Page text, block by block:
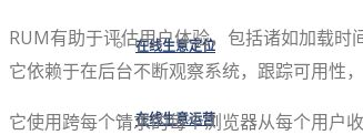
在线生意定位
在线生意运营
RUM有助于评估用户体验，包括诸如加载时
它依赖于在后台不断观察系统，跟踪可用性
它使用跨每个请求的每个浏览器从每个用户